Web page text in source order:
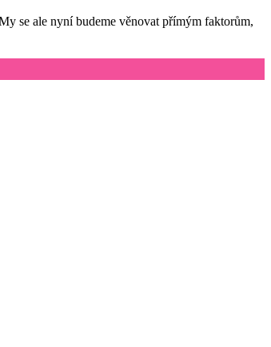
se ale nyní budeme věnovat přímým faktorům,